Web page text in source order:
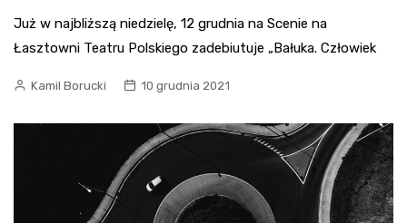
Już w najbliższą niedzielę, 12 grudnia na Scenie na
Łasztowni Teatru Polskiego zadebiutuje „Bałuka. Człowiek
Kamil Borucki 10 grudnia 2021